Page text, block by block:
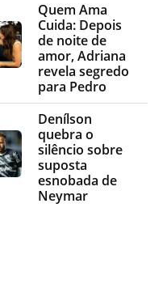
Quem Ama
Cuida: Depois
de noite de
amor, Adriana
revela segredo
para Pedro
Denílson
quebra o
silêncio sobre
suposta
esnobada de
Neymar